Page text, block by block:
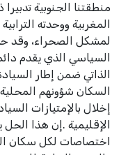
منطقتنا الجنوبية
المغربية ووحدته
لمشكل الصحراء، وقد
السياسي الذي يقدم
الذاتي ضمن إطار
السكان شؤونهم
إخلال بالإمتيازات
الإقليمية .إن هذا الحل
اختصاصات لكل سكان